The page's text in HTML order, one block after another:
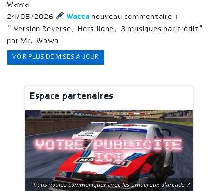
Wawa
24/05/2026
Wacca nouveau commentaire :
"Version Reverse, Hors-ligne, 3 musiques par crédit"
par Mr. Wawa
VOIR PLUS DE MISES À JOUR
Espace partenaires
Votre publicite
ici
Vous voulez communiquer avec les amoureux d'arcade ?